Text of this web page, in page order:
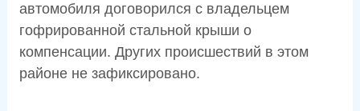
автомобиля договорился с владельцем
гофрированной стальной крыши о
компенсации. Других происшествий в этом
районе не зафиксировано.